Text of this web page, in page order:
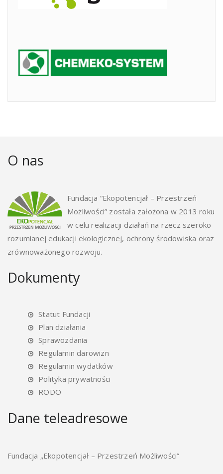
O nas
Fundacja “Ekopotencjał – Przestrzeń
Możliwości” została założona w 2013 roku
w celu realizacji działań na rzecz szeroko
rozumianej edukacji ekologicznej, ochrony środowiska oraz
zrównoważonego rozwoju.
Dokumenty
Statut Fundacji
Plan działania
Sprawozdania
Regulamin darowizn
Regulamin wydatków
Polityka prywatności
RODO
Dane teleadresowe
Fundacja „Ekopotencjał – Przestrzeń Możliwości”